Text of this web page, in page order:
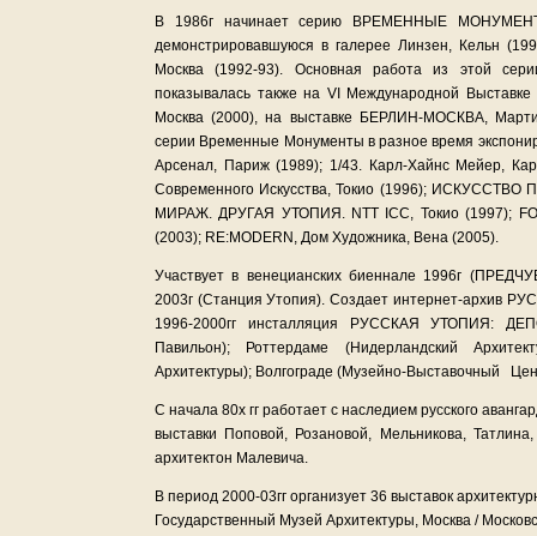
В 1986г начинает серию ВРЕМЕННЫЕ
демонстрировавшуюся в галерее Линзен, Кельн
Москва (1992-93). Основная работа из этой
показывалась также на VI Международной
Москва (2000), на выставке БЕРЛИН-МОСКВА,
серии Временные Монументы в разное время
Арсенал, Париж (1989); 1/43. Карл-Хайнс Мейер,
Современного Искусства, Токио (1996);
МИРАЖ. ДРУГАЯ УТОПИЯ. NTT ICC, Токио (1997);
(2003); RE:MODERN, Дом Художника, Вена (2005).
Участвует в венецианских биеннале 1996г
2003г (Станция Утопия). Создает интернет-архив
1996-2000гг инсталляция РУССКАЯ УТОПИЯ:
Павильон); Роттердаме (Нидерландский
Архитектуры); Волгограде (Музейно-Выставочный
С начала 80х гг работает с наследием русского
выставки Поповой, Розановой, Мельникова,
архитектон Малевича.
В период 2000-03гг организует 36 выставок
Государственный Музей Архитектуры, Москва /